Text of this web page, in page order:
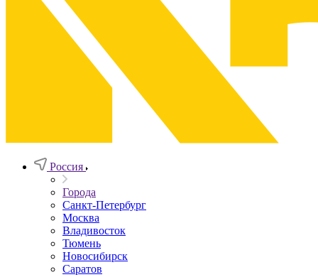
Россия
Города
Санкт-Петербург
Москва
Владивосток
Тюмень
Новосибирск
Саратов